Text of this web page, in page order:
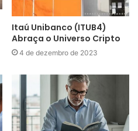
Itaú Unibanco (ITUB4)
Abraça o Universo Cripto
4 de dezembro de 2023